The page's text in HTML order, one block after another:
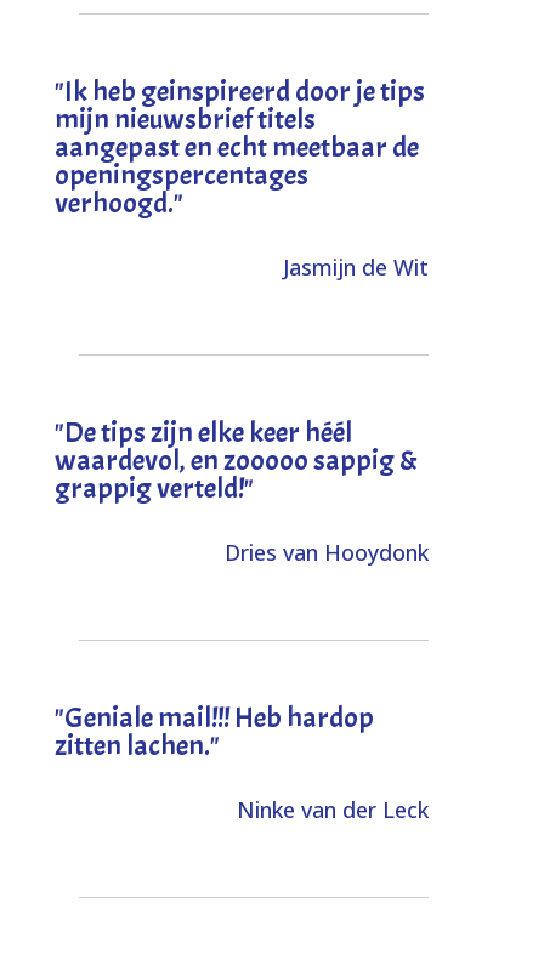
"Ik heb geinspireerd door je tips
mijn nieuwsbrief titels
aangepast en echt meetbaar de
openingspercentages
verhoogd."
Jasmijn de Wit
"De tips zijn elke keer héél
waardevol, en zooooo sappig &
grappig verteld!"
Dries van Hooydonk
"Geniale mail!!! Heb hardop
zitten lachen."
Ninke van der Leck